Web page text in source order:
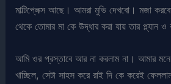
মাল্টিপ্লেক্স আছে। আমরা মুভি দেখবো। মজা
থেকে তোমার মা কে উদ্ধার করা যায় তার প্ল্যান
আমি ওর প্রস্তাবে আর না করলাম না। আমার
খাচ্ছিল, সেটা সাহস করে রাই দি কে করেই